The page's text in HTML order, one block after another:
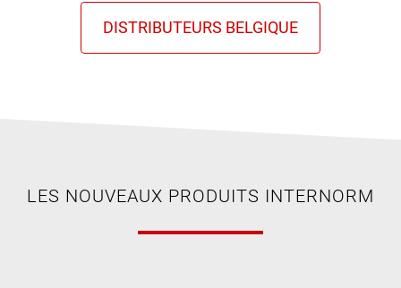
LES NOUVEAUX PRODUITS INTERNORM